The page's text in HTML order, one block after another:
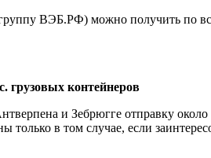
ВЭБ.РФ) можно получить по
грузовых контейнеров
и Зебрюгге отправку
в том случае, если